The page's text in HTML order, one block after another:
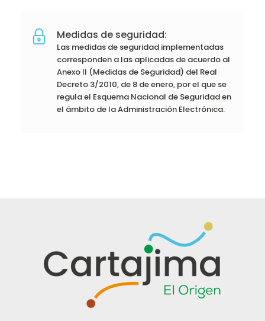
Medidas de seguridad:
Las medidas de seguridad implementadas
corresponden a las aplicadas de acuerdo al
Anexo II (Medidas de Seguridad) del Real
Decreto 3/2010, de 8 de enero, por el que se
regula el Esquema Nacional de Seguridad en
el ámbito de la Administración Electrónica.